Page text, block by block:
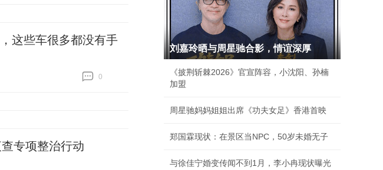
这些车很多都没有手
0
专项整治行动
刘嘉玲晒与周星驰合影，情谊深厚
《披荆斩棘2026》官宣阵容，小沈阳、孙楠
加盟
周星驰妈妈姐姐出席《功夫女足》香港首映
郑国霖现状：在景区当NPC，50岁未婚无子
与徐佳宁婚变传闻不到1月，李小冉现状曝光